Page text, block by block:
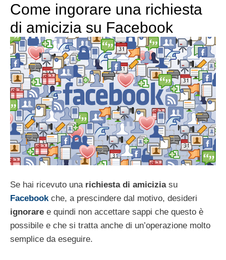
Come ingorare una richiesta
di amicizia su Facebook
Se hai ricevuto una richiesta di amiciziasu
Facebookche, a prescindere dal motivo, desideri
ignorare e quindi non accettare sappi che questo è
possibile e che si tratta anche di un’operazione molto
semplice da eseguire.